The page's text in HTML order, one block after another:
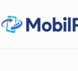
innehåll